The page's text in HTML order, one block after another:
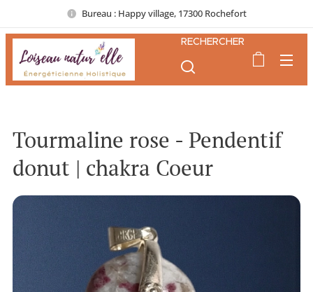
Bureau : Happy village, 17300 Rochefort
RECHERCHER
Tourmaline rose - Pendentif
donut | chakra Coeur